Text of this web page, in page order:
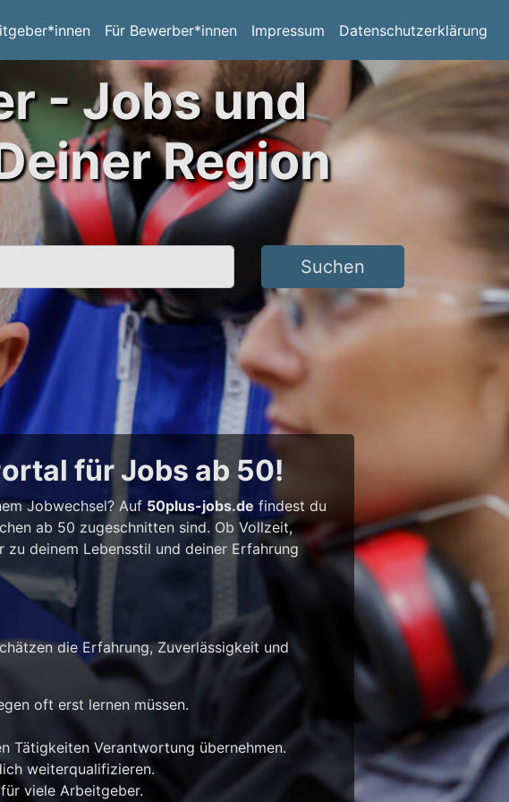
Für Bewerber*innen Impressum Datenschutzerklärung
- Jobs und
Region
Suchen
für Jobs ab 50!
Jobwechsel? Auf50plus-jobs.de findest du
ab 50 zugeschnitten sind. Ob Vollzeit,
deinem Lebensstil und deiner Erfahrung
die Erfahrung, Zuverlässigkeit und
oft erst lernen müssen.
Tätigkeiten Verantwortung übernehmen.
weiterqualifizieren.
viele Arbeitgeber.